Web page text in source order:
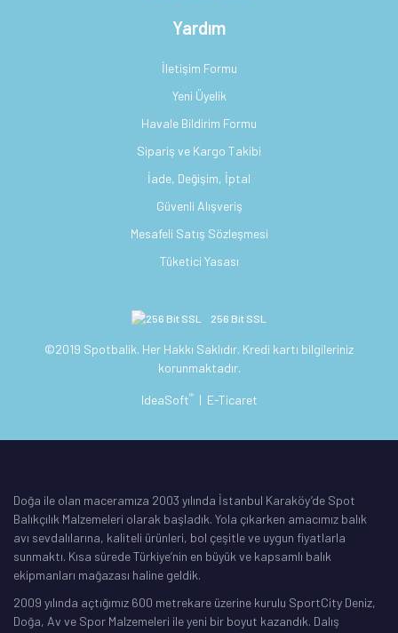
Yardım
İletişim Formu
Yeni Üyelik
Havale Bildirim Formu
Sipariş ve Kargo Takibi
İade, Değişim, İptal
Güvenli Alışveriş
Mesafeli Satış Sözleşmesi
Tüketici Yasası
256 Bit SSL
©2019 Spotbalik. Her Hakkı Saklıdır. Kredi kartı bilgileriniz
korunmaktadır.
IdeaSoft® | E-Ticaret
Doğa ile olan maceramıza 2003 yılında İstanbul Karaköy’de Spot
Balıkçılık Malzemeleri olarak başladık. Yola çıkarken amacımız balık
avı sevdalılarına, kaliteli ürünleri, bol çeşitle ve uygun fiyatlarla
sunmaktı. Kısa sürede Türkiye’nin en büyük ve kapsamlı balık
ekipmanları mağazası haline geldik.
2009 yılında açtığımız 600 metrekare üzerine kurulu SportCity Deniz,
Doğa, Av ve Spor Malzemeleri ile yeni bir boyut kazandık. Dalış